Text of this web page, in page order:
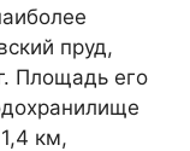
пруд,
Площадь его
км,